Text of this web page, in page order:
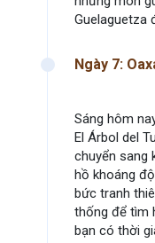
Guelaguetza
Ngày 7:
Sáng hôm
El Árbol del
chuyển sang
hồ khoáng
bức tranh
thống để tìm
bạn có thời